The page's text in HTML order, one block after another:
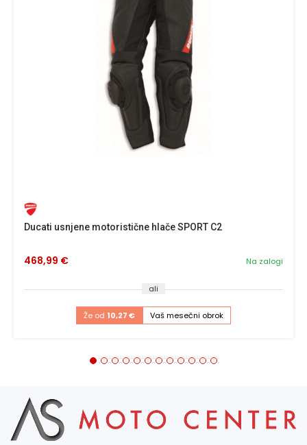
Ducati usnjene motoristične hlače SPORT C2
Na zalogi
468,99 €
ali
Že od 10,27 € Vaš mesečni obrok